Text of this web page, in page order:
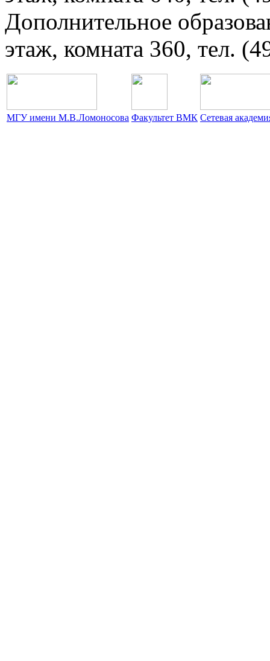
Дополнительное
этаж, комната 360, тел.
МГУ имени М.В.Ломоносова Факультет ВМК Сетевая